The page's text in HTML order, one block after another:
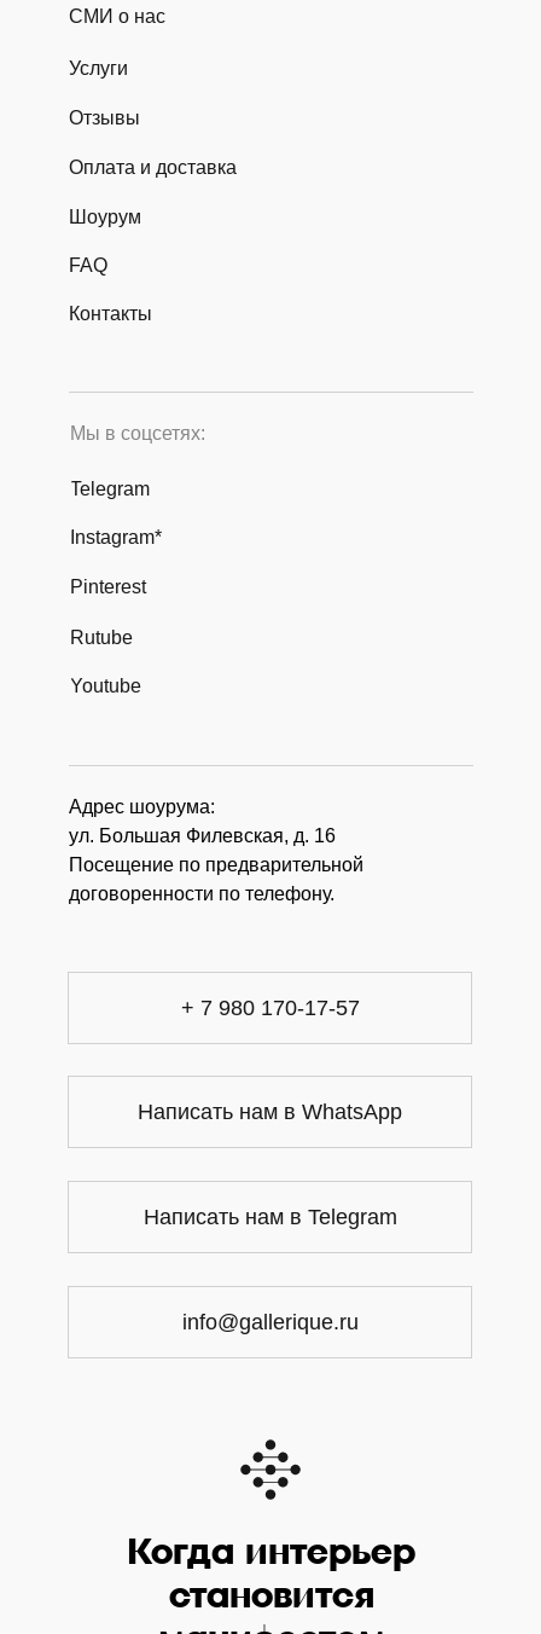
Адрес шоурума:
ул. Большая Филевская, д. 16
Посещение по предварительной
договоренности по телефону.
Мы в соцсетях:
Instagram*
Telegram
Услуги
Отзывы
Оплата и доставка
Когда интерьер
становится
+ 7 980 170-17-57
Написать нам в WhatsApp
info@gallerique.ru
Написать нам в Telegram
СМИ о нас
Шоурум
FAQ
Контакты
Pinterest
Rutube
Youtube